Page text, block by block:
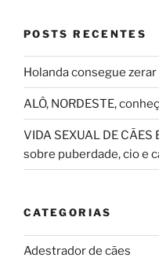
POSTS RECENTES
Holanda consegue
ALÔ, NORDESTE,
VIDA SEXUAL DE CÃES
sobre puberdade, cio e
CATEGORIAS
Adestrador de cães